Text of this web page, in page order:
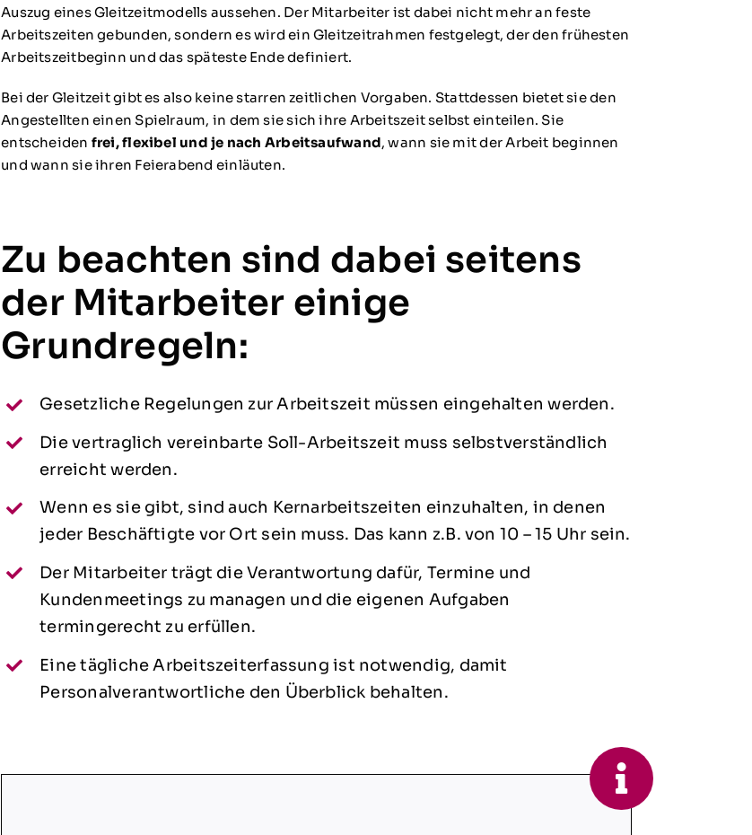
Auszug eines Gleitzeitmodells aussehen. Der Mitarbeiter ist dabei nicht mehr an feste
Arbeitszeiten gebunden, sondern es wird ein Gleitzeitrahmen festgelegt, der den frühesten
Arbeitszeitbeginn und das späteste Ende definiert.
Bei der Gleitzeit gibt es also keine starren zeitlichen Vorgaben. Stattdessen bietet sie den
Angestellten einen Spielraum, in dem sie sich ihre Arbeitszeit selbst einteilen. Sie
entscheiden frei, flexibel und je nach Arbeitsaufwand, wann sie mit der Arbeit beginnen
und wann sie ihren Feierabend einläuten.
Zu beachten sind dabei seitens
der Mitarbeiter einige
Grundregeln:
Gesetzliche Regelungen zur Arbeitszeit müssen eingehalten werden.
Die vertraglich vereinbarte Soll-Arbeitszeit muss selbstverständlich
erreicht werden.
Wenn es sie gibt, sind auch Kernarbeitszeiten einzuhalten, in denen
jeder Beschäftigte vor Ort sein muss. Das kann z.B. von 10 – 15 Uhr sein.
Der Mitarbeiter trägt die Verantwortung dafür, Termine und
Kundenmeetings zu managen und die eigenen Aufgaben
termingerecht zu erfüllen.
Eine tägliche Arbeitszeiterfassung ist notwendig, damit
Personalverantwortliche den Überblick behalten.